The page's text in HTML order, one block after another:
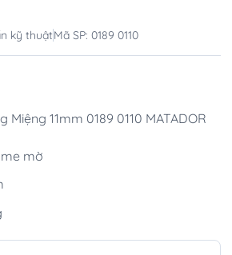
kỹ thuậtMã SP: 0189 0110
11mm 0189 0110 MATADOR
mờ